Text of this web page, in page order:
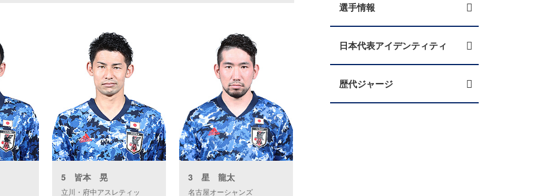
5 皆本 晃
立川・府中アスレティッ
3 星 龍太
名古屋オーシャンズ
選手情報
日本代表アイデンティティ
歴代ジャージ